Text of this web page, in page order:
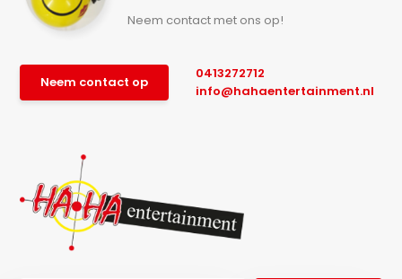
Neem contact met ons op!
Neem contact op
0413272712
info@hahaentertainment.nl